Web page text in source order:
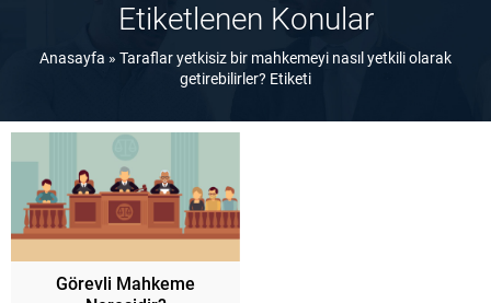
Etiketlenen Konular
Anasayfa » Taraflar yetkisiz bir mahkemeyi nasıl yetkili olarak
getirebilirler? Etiketi
Görevli Mahkeme